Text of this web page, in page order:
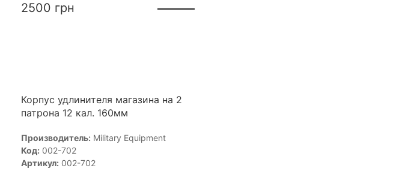
2500 грн
Корпус удлинителя магазина на 2
патрона 12 кал. 160мм
Производитель: Military Equipment
Код: 002-702
Артикул: 002-702